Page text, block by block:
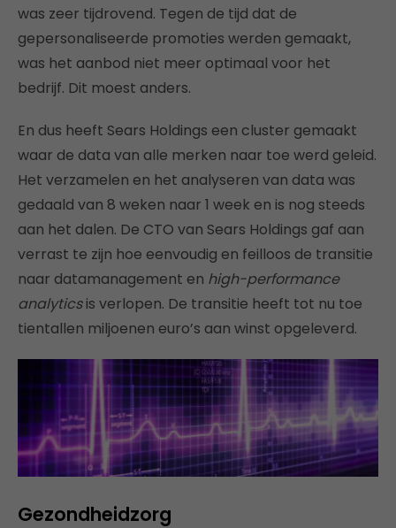
was zeer tijdrovend. Tegen de tijd dat de
gepersonaliseerde promoties werden gemaakt,
was het aanbod niet meer optimaal voor het
bedrijf. Dit moest anders.
En dus heeft Sears Holdings een cluster gemaakt
waar de data van alle merken naar toe werd geleid.
Het verzamelen en het analyseren van data was
gedaald van 8 weken naar 1 week en is nog steeds
aan het dalen. De CTO van Sears Holdings gaf aan
verrast te zijn hoe eenvoudig en feilloos de transitie
naar datamanagement en high-performance
analyticsis verlopen. De transitie heeft tot nu toe
tientallen miljoenen euro’s aan winst opgeleverd.
Gezondheidzorg